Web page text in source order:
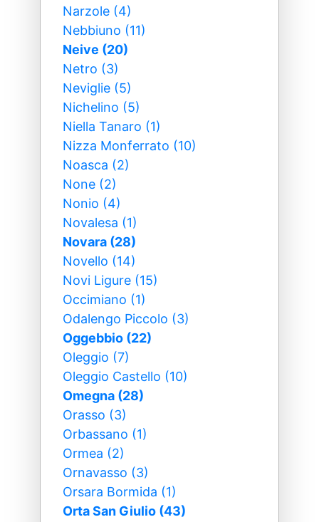
Narzole (4)
Nebbiuno (11)
Neive (20)
Netro (3)
Neviglie (5)
Nichelino (5)
Niella Tanaro (1)
Nizza Monferrato (10)
Noasca (2)
None (2)
Nonio (4)
Novalesa (1)
Novara (28)
Novello (14)
Novi Ligure (15)
Occimiano (1)
Odalengo Piccolo (3)
Oggebbio (22)
Oleggio (7)
Oleggio Castello (10)
Omegna (28)
Orasso (3)
Orbassano (1)
Ormea (2)
Ornavasso (3)
Orsara Bormida (1)
Orta San Giulio (43)